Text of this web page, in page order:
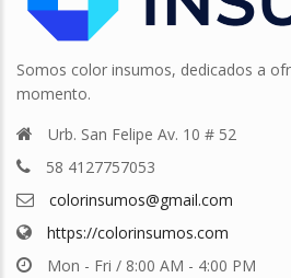
Somos color insumos, dedicados a
momento.
Urb. San Felipe Av. 10 # 52
58 4127757053
colorinsumos@gmail.com
https://colorinsumos.com
Mon - Fri / 8:00 AM - 4:00 PM